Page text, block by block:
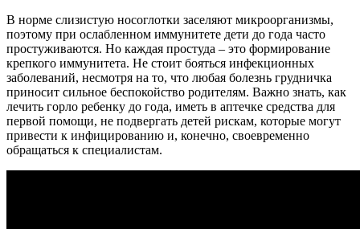
В норме слизистую носоглотки заселяют микроорганизмы,
поэтому при ослабленном иммунитете дети до года часто
простуживаются. Но каждая простуда – это формирование
крепкого иммунитета. Не стоит бояться инфекционных
заболеваний, несмотря на то, что любая болезнь грудничка
приносит сильное беспокойство родителям. Важно знать, как
лечить горло ребенку до года, иметь в аптечке средства для
первой помощи, не подвергать детей рискам, которые могут
привести к инфицированию и, конечно, своевременно
обращаться к специалистам.